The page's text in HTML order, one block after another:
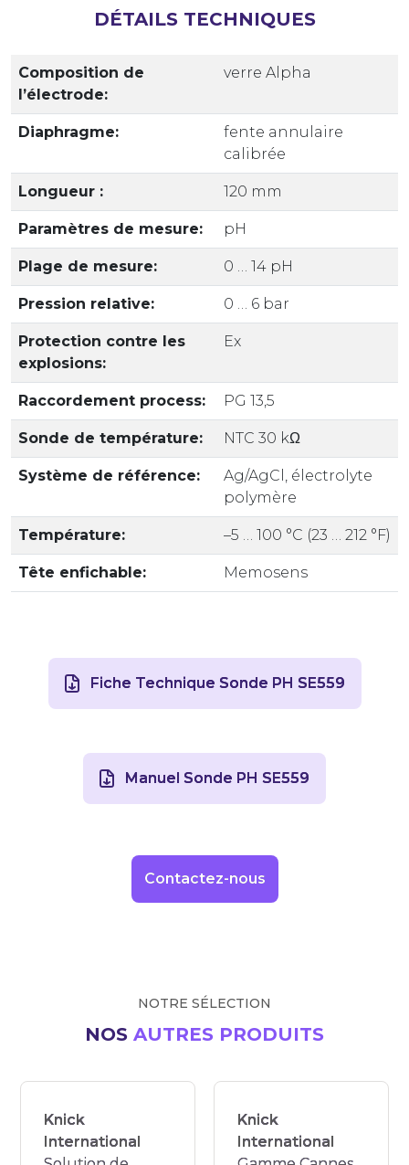
DÉTAILS TECHNIQUES
Composition de
l’électrode:
verre Alpha
Diaphragme:
fente annulaire
calibrée
Longueur : 120 mm
Paramètres de mesure: pH
Plage de mesure: 0 … 14 pH
Pression relative: 0 … 6 bar
Protection contre les
explosions:
Ex
Raccordement process: PG 13,5
Sonde de température: NTC 30 kΩ
Système de référence:
Ag/AgCl, électrolyte
polymère
Température: –5 … 100 °C (23 … 212 °F)
Tête enfichable: Memosens
Fiche Technique Sonde PH SE559
Manuel Sonde PH SE559
Contactez-nous
NOTRE SÉLECTION
NOS AUTRES PRODUITS
Knick
International
Knick
International